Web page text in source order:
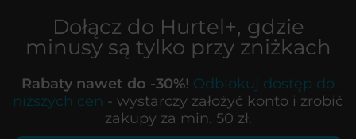
Dołącz do Hurtel+, gdzie
minusy są tylko przy zniżkach
Rabaty nawet do -30%! Odblokuj dostęp do
niższych cen - wystarczy założyć konto i zrobić
zakupy za min. 50 zł.